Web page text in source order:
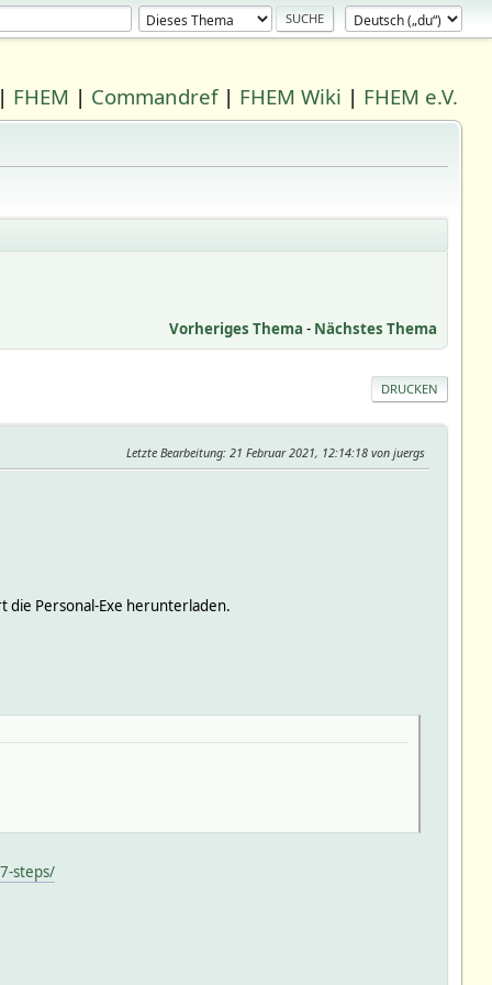
| FHEM | Commandref| FHEM Wiki | FHEM e.V.
Vorheriges Thema - Nächstes Thema
DRUCKEN
Letzte Bearbeitung: 21 Februar 2021, 12:14:18 von juergs
Personal-Exe herunterladen.
steps/